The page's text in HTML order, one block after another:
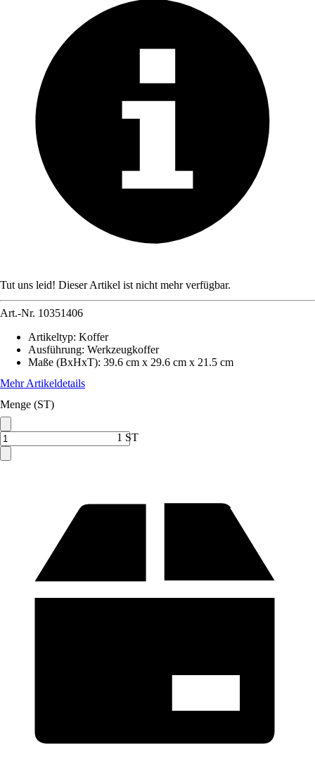
Tut uns leid! Dieser Artikel ist nicht mehr verfügbar.
Art.-Nr. 10351406
Artikeltyp: Koffer
Ausführung: Werkzeugkoffer
Maße (BxHxT): 39.6 cm x 29.6 cm x 21.5 cm
Mehr Artikeldetails
Menge (ST)
1 ST